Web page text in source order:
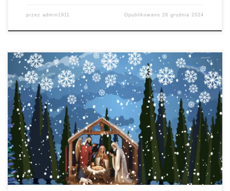
przez admin1911 Opublikowano 26 grudnia 2024
Drodzy Kresowianie, Rodacy na Kresach, Sympatycy Kresów i
Szanowni Darczyńcy, Z okazji Świąt Bożego Narodzenia składamy
Wam najserdeczniejsze życzenia. Niech ten święty czas narodzin
Chrystusa przyniesie Wam pokój, nadzieję oraz radość, które ogrzeją
Wasze serca i domy. Niech blask wigilijnej gwiazdy rozświetla Wasze
życie, a moc płynąca z betlejemskiej stajenki […]